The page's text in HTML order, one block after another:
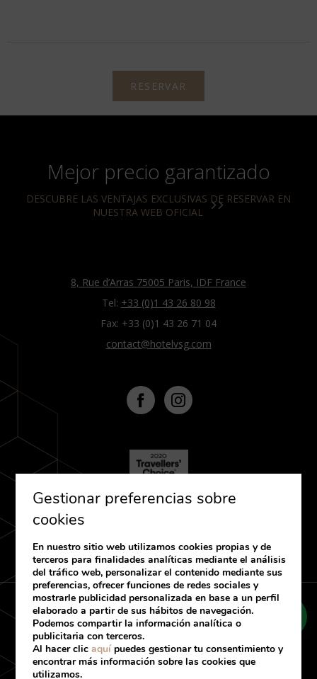
RESERVAR
Mejor precio garantizado
DESCUBRE LAS VENTAJAS EXCLUSIVAS DE RESERVAR EN
NUESTRA WEB OFICIAL
8, Rue d’Arras 75005 Paris, IDF France
Tel: +33 (0)1 43 26 80 98
Fax: +33 (0)1 43 26 71 04
contact@hotelvsg.com
Política de cookies
Aviso Legal
Condiciones generales de venta
Gestionar preferencias sobre
cookies
En nuestro sitio web utilizamos cookies propias y de
terceros para finalidades analíticas mediante el análisis
del tráfico web, personalizar el contenido mediante sus
preferencias, ofrecer funciones de redes sociales y
mostrarle publicidad personalizada en base a un perfil
elaborado a partir de sus hábitos de navegación.
Podemos compartir la información analítica o
publicitaria con terceros.
Al hacer clicaquí puedes gestionar tu consentimiento y
encontrar más información sobre las cookies que
utilizamos.